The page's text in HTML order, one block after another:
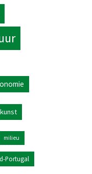
kunst
milieu
Portugal